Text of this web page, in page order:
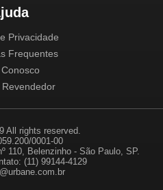
Privacidade
Frequentes
Revendedor
All rights reserved.
0001-00
110, Belenzinho - São Paulo, SP.
(11) 99144-4129